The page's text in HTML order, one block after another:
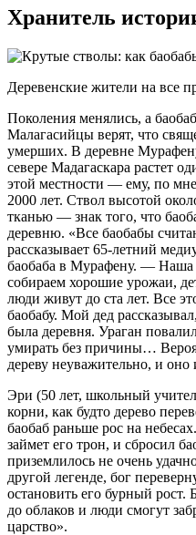
Хранитель
Деревенские жители на все
Поколения менялись, а
Малагасийцы верят, что
умерших. В деревне
севере Мадагаскара растет
этой местности — ему, по
2000 лет. Ствол высотой
тканью — знак того, что
деревню. «Все баобабы
рассказывает 65-летний
баобаба в Мурафену. — Наша
собираем хорошие урожаи,
люди живут до ста лет. Все
баобабу. Мой дед
была деревня. Ураган
умирать без причины…
дереву неуважительно, и оно
Эри (50 лет, школьный
корни, как будто дерево
баобаб раньше рос на
займет его трон, и сбросил
приземлилось не очень
другой легенде, бог
остановить его бурный рост.
до облаков и люди смогут
царство».